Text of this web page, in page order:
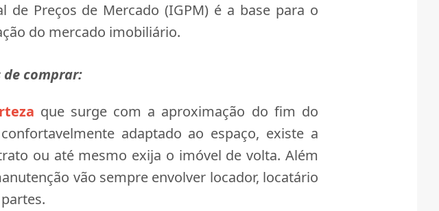
de Preços de Mercado (IGPM) é a base para o
do mercado imobiliário.
de comprar:
que surge com a aproximação do fim do
adaptado ao espaço, existe a
ou até mesmo exija o imóvel de volta. Além
vão sempre envolver locador, locatário